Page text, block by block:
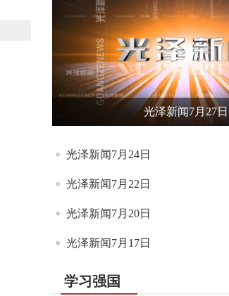
光泽新闻7月27日
光泽新闻7月24日
光泽新闻7月22日
光泽新闻7月20日
光泽新闻7月17日
学习强国